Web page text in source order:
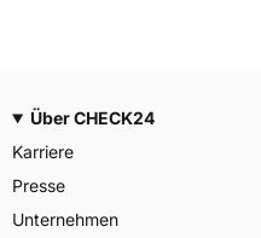
Über CHECK24
Karriere
Presse
Unternehmen